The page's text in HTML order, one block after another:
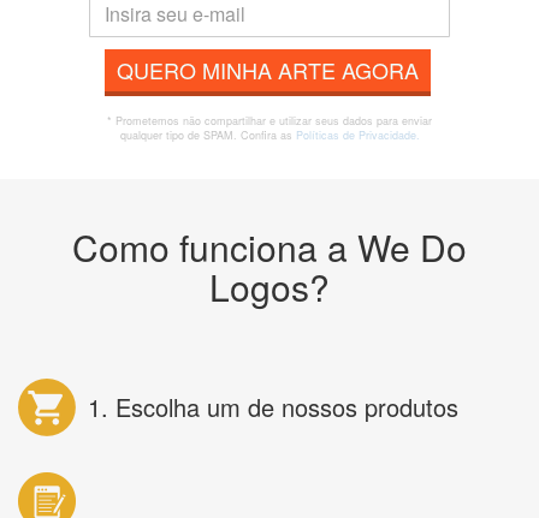
QUERO MINHA ARTE AGORA
* Prometemos não compartilhar e utilizar seus dados para enviar
qualquer tipo de SPAM. Confira as Políticas de Privacidade.
Como funciona a We Do
Logos?
1. Escolha um de nossos produtos